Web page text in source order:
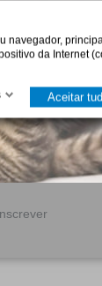
idade,
casa.
proteção
navegador,
da Internet
Aceitar